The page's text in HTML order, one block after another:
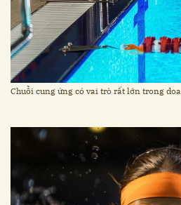
Chuỗi cung ứng có vai trò rất lớn trong